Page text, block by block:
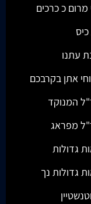
כ כרכים
עתנו
אתן בקרבכם
המנוקד
מפראג
גדולות
גדולות נך